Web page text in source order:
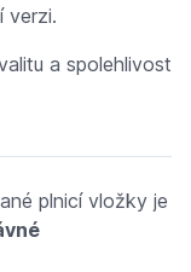
verzi.
a spolehlivost
plnicí vložky je